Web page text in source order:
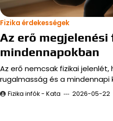
Fizika érdekességek
Az erő megjelenési
mindennapokban
Az erő nemcsak fizikai
rugalmasság és a mindennapi
Fizika infók - Kata 2026-05-22